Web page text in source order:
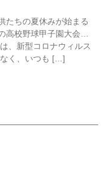
たちの夏休みが始まる
校野球甲子園大会…
、新型コロナウィルス
く、いつも […]